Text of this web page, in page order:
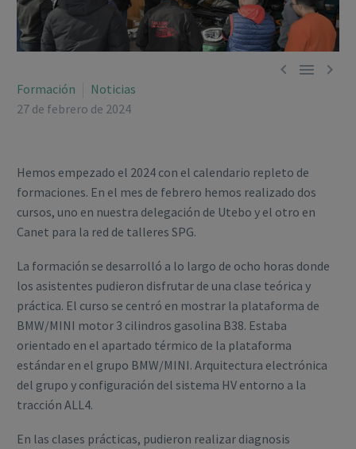
  
Formación
Noticias
27 de febrero de 2024
Hemos empezado el 2024 con el calendario repleto de
formaciones. En el mes de febrero hemos realizado dos
cursos, uno en nuestra delegación de Utebo y el otro en
Canet para la red de talleres SPG.
La formación se desarrolló a lo largo de ocho horas donde
los asistentes pudieron disfrutar de una clase teórica y
práctica. El curso se centró en mostrar la plataforma de
BMW/MINI motor 3 cilindros gasolina B38. Estaba
orientado en el apartado térmico de la plataforma
estándar en el grupo BMW/MINI. Arquitectura electrónica
del grupo y configuración del sistema HV entorno a la
tracción ALL4.
En las clases prácticas, pudieron realizar diagnosis